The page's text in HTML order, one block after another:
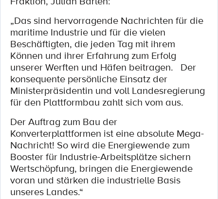
„Das sind hervorragende Nachrichten für die
maritime Industrie und für die vielen
Beschäftigten, die jeden Tag mit ihrem
Können und ihrer Erfahrung zum Erfolg
unserer Werften und Häfen beitragen. Der
konsequente persönliche Einsatz der
Ministerpräsidentin und voll Landesregierung
für den Plattformbau zahlt sich vom aus.
Der Auftrag zum Bau der
Konverterplattformen ist eine absolute Mega-
Nachricht! So wird die Energiewende zum
Booster für Industrie-Arbeitsplätze sichern
Wertschöpfung, bringen die Energiewende
voran und stärken die industrielle Basis
unseres Landes.“